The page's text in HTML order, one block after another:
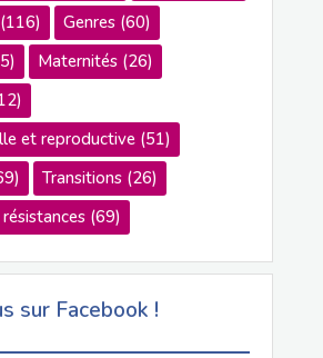
Genres(60)
Maternités(26)
et reproductive(51)
Transitions(26)
(69)
sur Facebook !